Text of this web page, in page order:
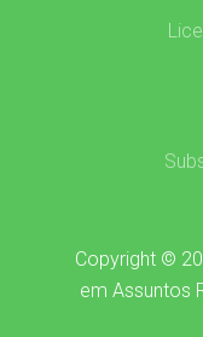
Copyright ©
em Assuntos